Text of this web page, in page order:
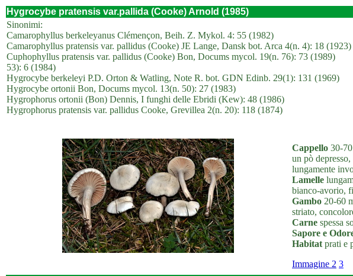
Hygrocybe pratensis var.pallida (Cooke) Arnold (1985)
Sinonimi:
Camarophyllus berkeleyanus Clémençon, Beih. Z. Mykol. 4: 55 (1982)
Camarophyllus pratensis var. pallidus (Cooke) JE Lange, Dansk bot. Arca 4(n. 4): 18 (1923)
Cuphophyllus pratensis var. pallidus (Cooke) Bon, Docums mycol. 19(n. 76): 73 (1989)
53): 6 (1984)
Hygrocybe berkeleyi P.D. Orton & Watling, Note R. bot. GDN Edinb. 29(1): 131 (1969)
Hygrocybe ortonii Bon, Docums mycol. 13(n. 50): 27 (1983)
Hygrophorus ortonii (Bon) Dennis, I funghi delle Ebridi (Kew): 48 (1986)
Hygrophorus pratensis var. pallidus Cooke, Grevillea 2(n. 20): 118 (1874)
Cappello 30-
un pò
lungamente
Lamelle
bianco-avorio,
Gambo 20-60
striato,
Carne spessa
Sapore e
Habitat prati e
Immagine 2 3